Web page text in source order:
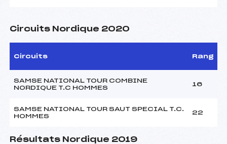
Circuits Nordique 2020
Circuits Rang
SAMSE NATIONAL TOUR COMBINE
NORDIQUE T.C HOMMES
16
SAMSE NATIONAL TOUR SAUT SPECIAL T.C.
HOMMES
22
Résultats Nordique 2019